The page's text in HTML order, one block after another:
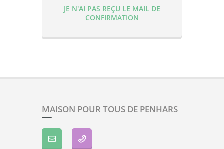
JE N'AI PAS REÇU LE MAIL DE
CONFIRMATION
MAISON POUR TOUS DE PENHARS